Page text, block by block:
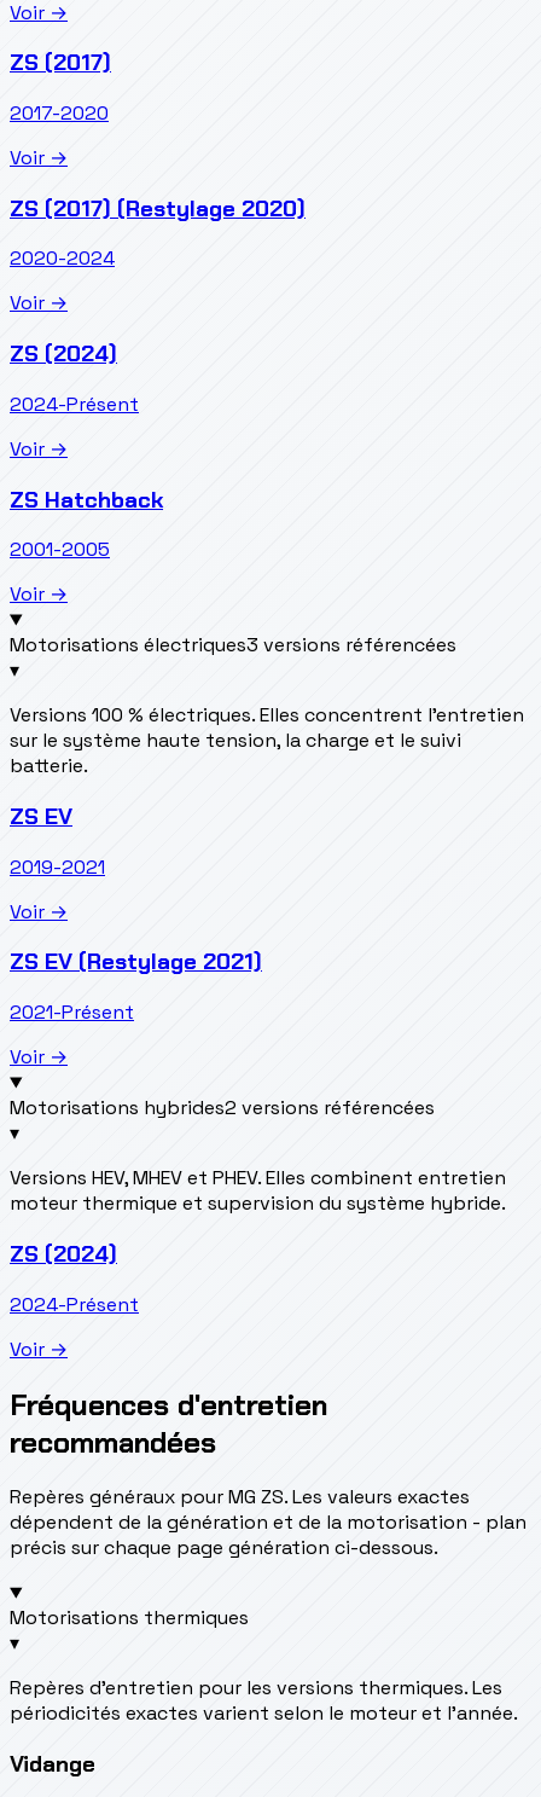
Voir →
ZS (2017)
2017-2020
Voir →
ZS (2017) (Restylage 2020)
2020-2024
Voir →
ZS (2024)
2024-Présent
Voir →
ZS Hatchback
2001-2005
Voir →
Motorisations électriques3 versions référencées
▾
Versions 100 % électriques. Elles concentrent l’entretien
sur le système haute tension, la charge et le suivi
batterie.
ZS EV
2019-2021
Voir →
ZS EV (Restylage 2021)
2021-Présent
Voir →
Motorisations hybrides2 versions référencées
▾
Versions HEV, MHEV et PHEV. Elles combinent entretien
moteur thermique et supervision du système hybride.
ZS (2024)
2024-Présent
Voir →
Fréquences d'entretien
recommandées
Repères généraux pour MG ZS. Les valeurs exactes
dépendent de la génération et de la motorisation - plan
précis sur chaque page génération ci-dessous.
Motorisations thermiques
▾
Repères d’entretien pour les versions thermiques. Les
périodicités exactes varient selon le moteur et l’année.
Vidange